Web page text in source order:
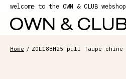
welcome to the OWN & CLUB webshop
Home / ZOL18BH25 pull Taupe chine